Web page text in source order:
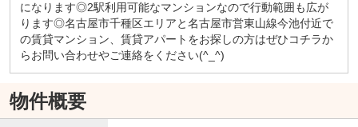
になります◎2駅利用可能なマンションなので行動範囲も広が
ります◎名古屋市千種区エリアと名古屋市営東山線今池付近で
の賃貸マンション、賃貸アパートをお探しの方はぜひコチラか
らお問い合わせやご連絡をください(^_^)
物件概要